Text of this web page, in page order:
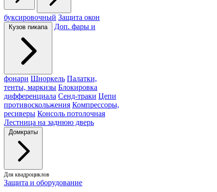
буксировочный Защита окон
Кузов пикапа Доп. фары и
фонари Шноркель Палатки,
тенты, маркизы Блокировка
дифференциала Сенд-траки Цепи
противоскольжения Компрессоры,
ресиверы Консоль потолочная
Лестница на заднюю дверь
Домкраты
Для квадроциклов
Защита и оборудование